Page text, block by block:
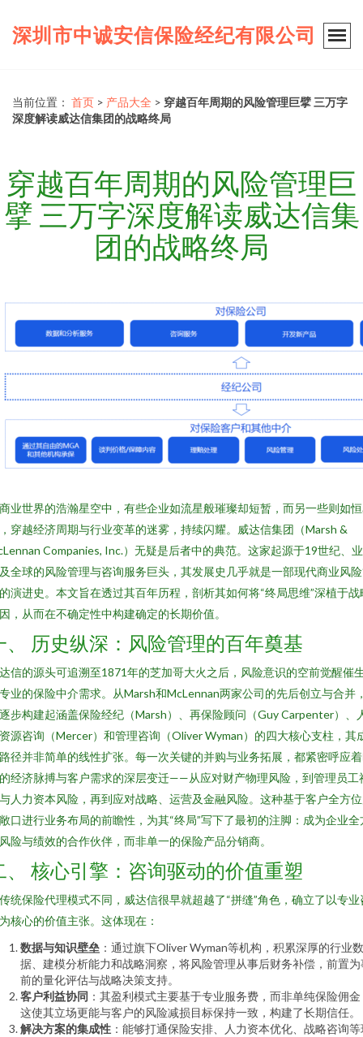
深圳市中诚安信保险经纪有限公司
当前位置： 首页 > 产品大全 > 穿越百年周期的风险管理巨擘 三万字
深度解读威达信集团的战略终局
穿越百年周期的风险管理巨
擘 三万字深度解读威达信集
团的战略终局
业世界的浩瀚星空中，有些企业如流星般璀璨却短暂，而另一些则如
穿越经济周期与行业变革的迷雾，持续闪耀。威达信集团（Marsh &
Companies, Inc.）无疑是后者中的典范。这家起源于19世纪、
全球的风险管理与咨询服务巨头，其发展史几乎就是一部现代商业风
演进史。本文旨在透过其百年历程，剖析其如何将“终局思维”深植于战
，从而在不确定性中构建确定的长期价值。
、 历史纵深：风险管理的百年奠基
信的源头可追溯至1871年的芝加哥大火之后，风险意识的空前觉醒催
业的保险中介需求。从Marsh和McLennan两家公司的先后创立与合并
步构建起涵盖保险经纪（Marsh）、再保险顾问（Guy Carpenter）、
源咨询（Mercer）和管理咨询（Oliver Wyman）的四大核心支柱，其
径并非简单的线性扩张。每一次关键的并购与业务拓展，都紧密呼应
经济脉搏与客户需求的深层变迁——从应对财产物理风险，到管理员工
人力资本风险，再到应对战略、运营及金融风险。这种基于客户全方
口进行业务布局的前瞻性，为其“终局”写下了最初的注脚：成为企业全
险与绩效的合作伙伴，而非单一的保险产品分销商。
、 核心引擎：咨询驱动的价值重塑
统保险代理模式不同，威达信很早就超越了“拼缝”角色，确立了以专业
核心的价值主张。这体现在：
数据与知识壁垒 ：通过旗下Oliver Wyman等机构，积累深厚的行业数
据、建模分析能力和战略洞察，将风险管理从事后财务补偿，前置为
前的量化评估与战略决策支持。
客户利益协同 ：其盈利模式主要基于专业服务费，而非单纯保险佣金
这使其立场更能与客户的风险减损目标保持一致，构建了长期信任。
解决方案的集成性 ：能够打通保险安排、人力资本优化、战略咨询